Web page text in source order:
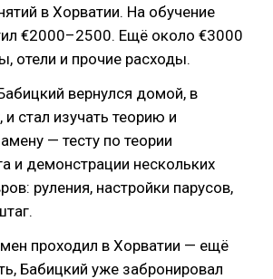
в Хорватии. На обучение
€2000–2500. Ещё около €3000
отели и прочие расходы.
вернулся домой, в
и стал изучать теорию и
— тесту по теории
и демонстрации нескольких
руления, настройки парусов,
проходил в Хорватии — ещё
Бабицкий уже забронировал